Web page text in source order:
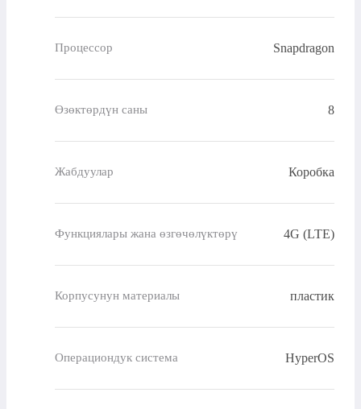
Процессор Snapdragon
Өзөктөрдүн саны 8
Жабдуулар Коробка
Функциялары жана өзгөчөлүктөрү 4G (LTE)
Корпусунун материалы пластик
Операциондук система HyperOS